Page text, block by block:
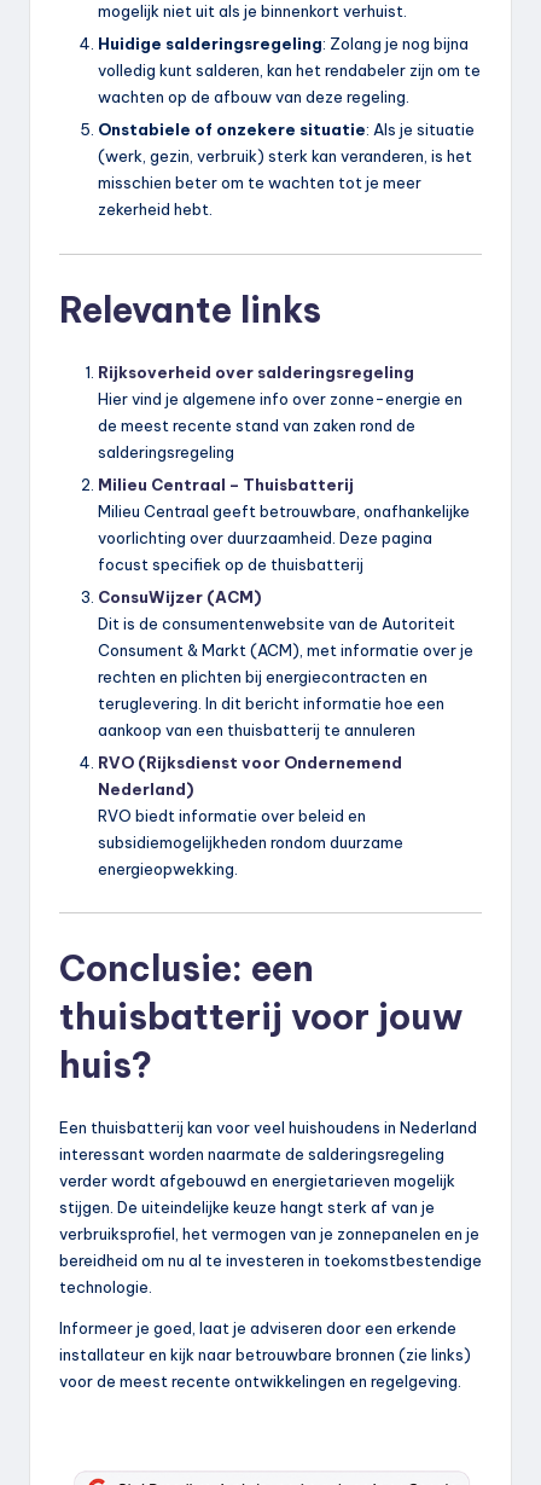
mogelijk niet uit als je binnenkort verhuist.
Huidige salderingsregeling: Zolang je nog bijna
volledig kunt salderen, kan het rendabeler zijn om te
wachten op de afbouw van deze regeling.
Onstabiele of onzekere situatie: Als je situatie
(werk, gezin, verbruik) sterk kan veranderen, is het
misschien beter om te wachten tot je meer
zekerheid hebt.
Relevante links
Rijksoverheid over salderingsregeling
Hier vind je algemene info over zonne-energie en
de meest recente stand van zaken rond de
salderingsregeling
Milieu Centraal – Thuisbatterij
Milieu Centraal geeft betrouwbare, onafhankelijke
voorlichting over duurzaamheid. Deze pagina
focust specifiek op de thuisbatterij
ConsuWijzer (ACM)
Dit is de consumentenwebsite van de Autoriteit
Consument & Markt (ACM), met informatie over je
rechten en plichten bij energiecontracten en
teruglevering. In dit bericht informatie hoe een
aankoop van een thuisbatterij te annuleren
RVO (Rijksdienst voor Ondernemend
Nederland)
RVO biedt informatie over beleid en
subsidiemogelijkheden rondom duurzame
energieopwekking.
Conclusie: een
thuisbatterij voor jouw
huis?
Een thuisbatterij kan voor veel huishoudens in Nederland
interessant worden naarmate de salderingsregeling
verder wordt afgebouwd en energietarieven mogelijk
stijgen. De uiteindelijke keuze hangt sterk af van je
verbruiksprofiel, het vermogen van je zonnepanelen en je
bereidheid om nu al te investeren in toekomstbestendige
technologie.
Informeer je goed, laat je adviseren door een erkende
installateur en kijk naar betrouwbare bronnen (zie links)
voor de meest recente ontwikkelingen en regelgeving.